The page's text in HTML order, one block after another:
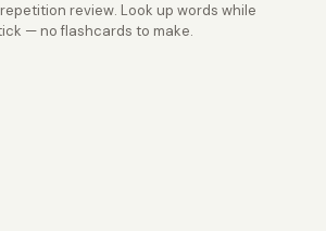
review. Look up words while
— no flashcards to make.